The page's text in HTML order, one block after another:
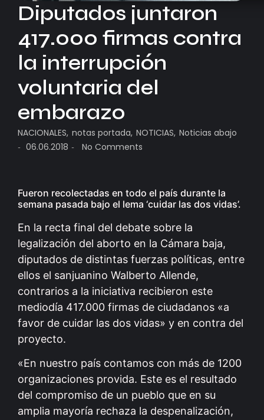
Diputados juntaron
417.000 firmas contra
la interrupción
voluntaria del
embarazo
NACIONALES, notas portada, NOTICIAS, Noticias abajo
- 06.06.2018 - No Comments
Fueron recolectadas en todo el país durante la
semana pasada bajo el lema ‘cuidar las dos vidas’.
En la recta final del debate sobre la
legalización del aborto en la Cámara baja,
diputados de distintas fuerzas políticas, entre
ellos el sanjuanino Walberto Allende,
contrarios a la iniciativa recibieron este
mediodía 417.000 firmas de ciudadanos «a
favor de cuidar las dos vidas» y en contra del
proyecto.
«En nuestro país contamos con más de 1200
organizaciones provida. Este es el resultado
del compromiso de un pueblo que en su
amplia mayoría rechaza la despenalización,